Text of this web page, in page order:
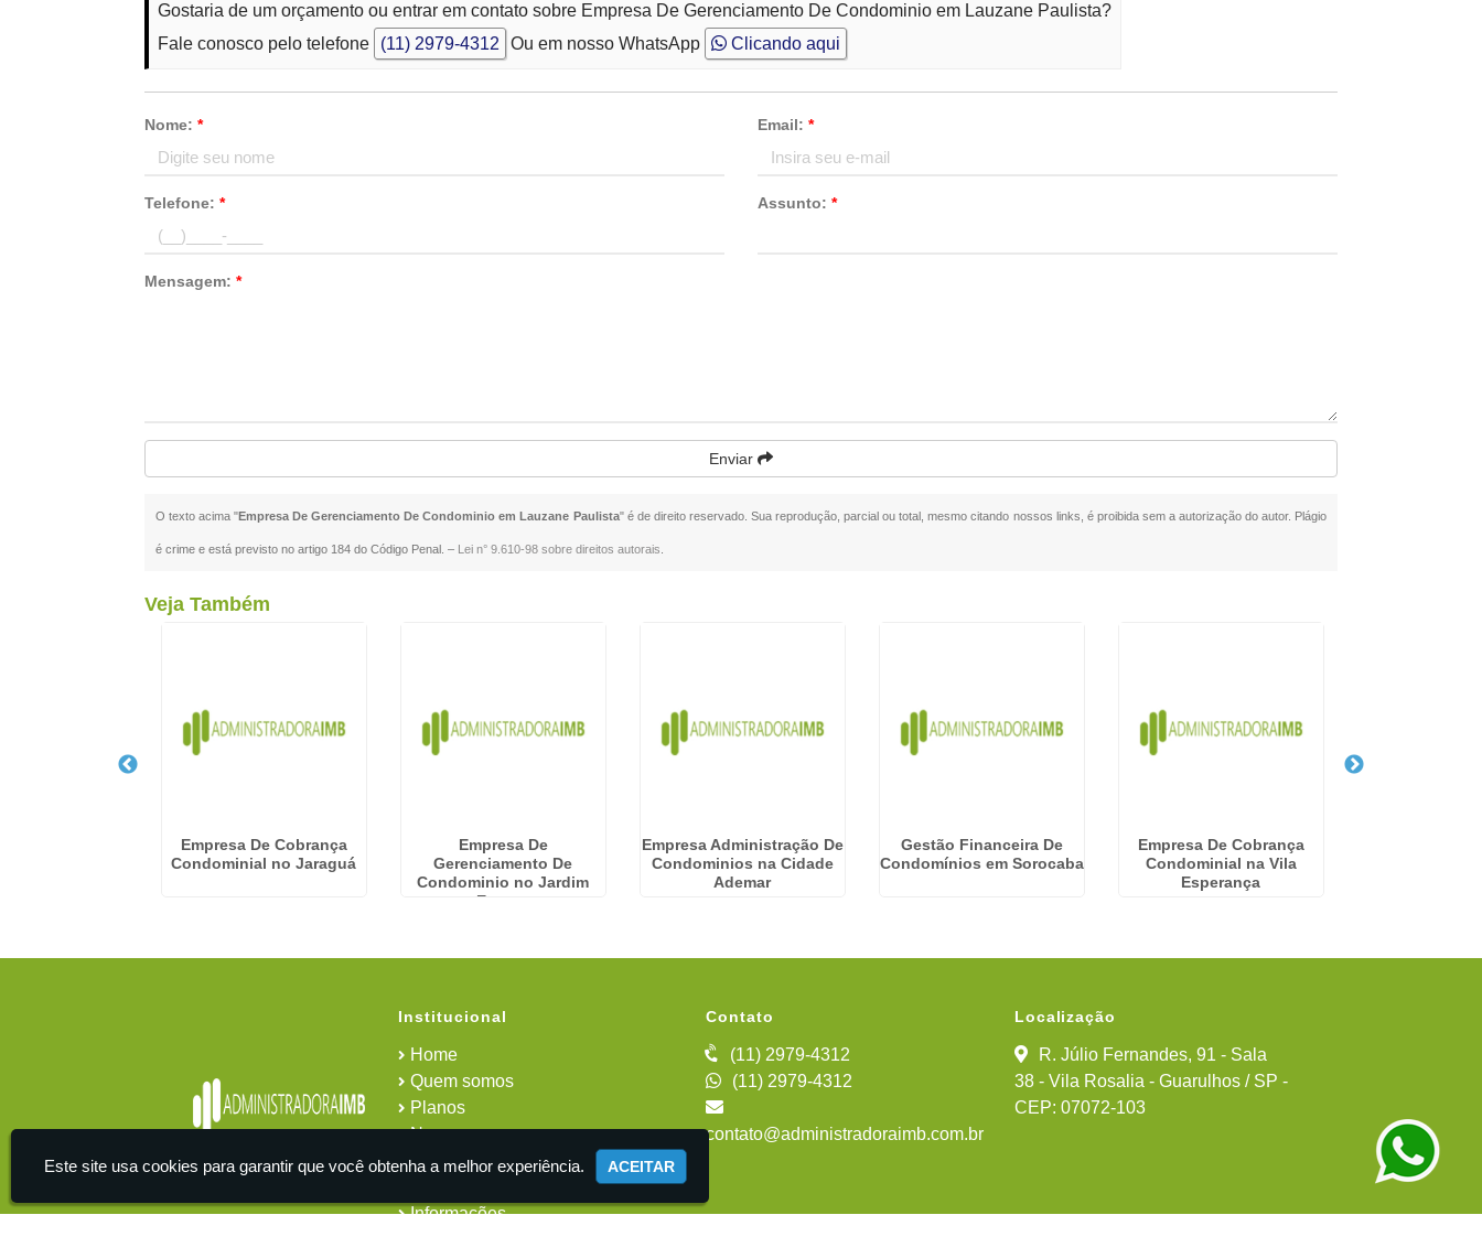
Gostaria de um orçamento ou entrar em contato sobre Empresa De Gerenciamento De Condominio em Lauzane Paulista?
Fale conosco pelo telefone
(11) 2979-4312 Ou em nosso WhatsApp Clicando aqui
Nome: * Email: *
Telefone: * Assunto: *
Mensagem: *
Enviar
O texto acima "Empresa De Gerenciamento De Condominio em Lauzane Paulista" é de direito reservado. Sua reprodução, parcial ou total, mesmo citando nossos links, é proibida sem a autorização do autor. Plágio
é crime e está previsto no artigo 184 do Código Penal. – Lei n° 9.610-98 sobre direitos autorais
Veja Também
Empresa De Cobrança
Condominial no Jaraguá
Empresa De
Gerenciamento De
Condominio no Jardim
Europa
Empresa Administração De
Condominios na Cidade
Ademar
Gestão Financeira De
Condomínios em Sorocaba
Empresa De Cobrança
Condominial na Vila
Esperança
Institucional
Home
Quem somos
Planos
News
Área do cliente
Informações
Contato
(11) 2979-4312
(11) 2979-4312
contato@administradoraimb.com.br
Localização
R. Júlio Fernandes, 91 - Sala
38 - Vila Rosalia - Guarulhos / SP -
CEP: 07072-103
Este site usa cookies para garantir que você obtenha a melhor experiência. ACEITAR